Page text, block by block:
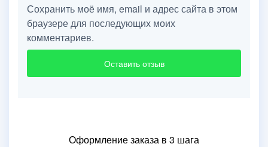
Сохранить моё имя, email и адрес сайта в этом
браузере для последующих моих
комментариев.
Оформление заказа в 3 шага